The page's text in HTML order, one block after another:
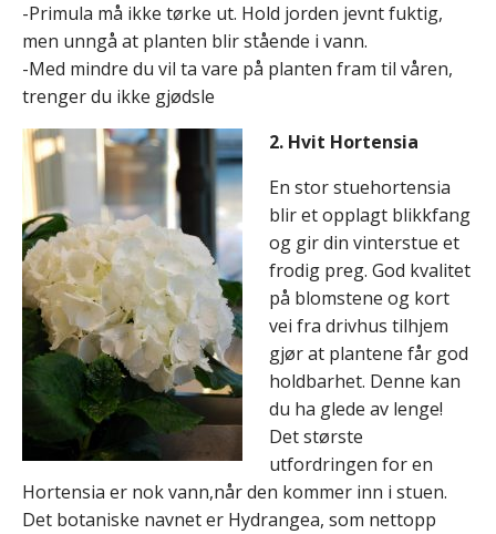
-Primula må ikke tørke ut. Hold jorden jevnt fuktig,
men unngå at planten blir stående i vann.
-Med mindre du vil ta vare på planten fram til våren,
trenger du ikke gjødsle
2. Hvit Hortensia
En stor stuehortensia
blir et opplagt blikkfang
og gir din vinterstue et
frodig preg. God kvalitet
på blomstene og kort
vei fra drivhus tilhjem
gjør at plantene får god
holdbarhet. Denne kan
du ha glede av lenge!
Det største
utfordringen for en
Hortensia er nok vann,når den kommer inn i stuen.
Det botaniske navnet er Hydrangea, som nettopp